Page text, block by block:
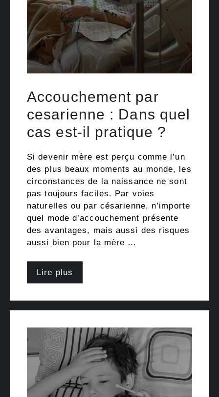
Accouchement par
cesarienne : Dans quel
cas est-il pratique ?
Si devenir mère est perçu comme l’un
des plus beaux moments au monde, les
circonstances de la naissance ne sont
pas toujours faciles. Par voies
naturelles ou par césarienne, n’importe
quel mode d’accouchement présente
des avantages, mais aussi des risques
aussi bien pour la mère …
Lire plus